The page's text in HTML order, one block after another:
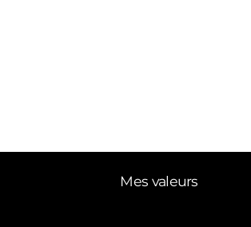
Mes valeurs